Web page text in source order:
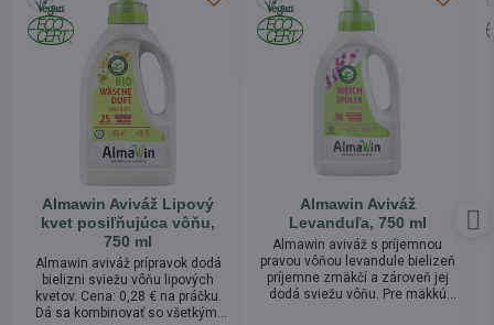
Almawin Aviváž Lipový
kvet posiľňujúca vôňu,
750 ml
Almawin aviváž prípravok dodá
bielizni sviežu vôňu lipových
kvetov. Cena: 0,28 € na práčku.
Dá sa kombinovať so všetkými
Almawin Aviváž
Levanduľa, 750 ml
Almawin aviváž s príjemnou
pravou vôňou levandule bielizeň
príjemne zmäkčí a zároveň jej
dodá sviežu vôňu. Pre mäkkú